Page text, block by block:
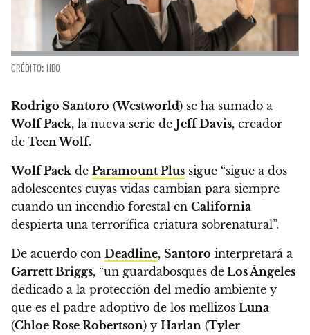
CRÉDITO: HBO
Rodrigo Santoro (Westworld) se ha sumado a
Wolf Pack, la nueva serie de Jeff Davis, creador
de Teen Wolf.
Wolf Pack de Paramount Plus sigue “sigue a dos
adolescentes cuyas vidas cambian para siempre
cuando un incendio forestal en California
despierta una terrorífica criatura sobrenatural”.
De acuerdo con Deadline, Santoro interpretará a
Garrett Briggs, “un guardabosques de Los Ángeles
dedicado a la protección del medio ambiente y
que es el padre adoptivo de los mellizos Luna
(Chloe Rose Robertson) y Harlan (Tyler